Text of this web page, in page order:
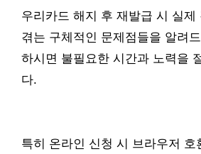
우리카드 해지 후 재발급 시 실제
겪는 구체적인 문제점들을 알려
하시면 불필요한 시간과 노력을
다.
특히 온라인 신청 시 브라우저 호